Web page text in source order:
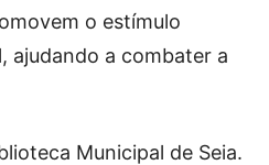
o estímulo
ajudando a combater a
Municipal de Seia.